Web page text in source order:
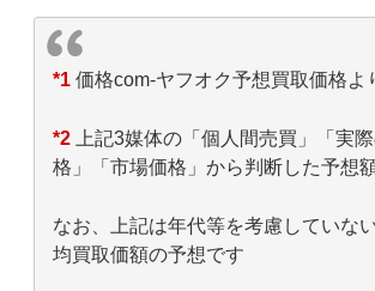
*1価格com-ヤフオク予想買取価格よ
*2上記3媒体の「個人間売買」「実
格」「市場価格」から判断した予想額
なお、上記は年代等を考慮していな
均買取価額の予想です